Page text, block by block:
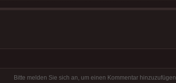
Bitte melden Sie sich an, um einen Kommentar hinzuzufügen.